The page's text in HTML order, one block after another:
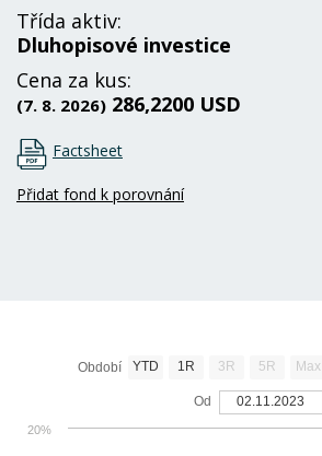
Třída aktiv:
Dluhopisové investice
Cena za kus:
(7. 8. 2026) 286,2200 USD
Factsheet
Přidat fond k porovnání
20%
Období YTD 1R 3R 5R Max
Od 02.11.2023